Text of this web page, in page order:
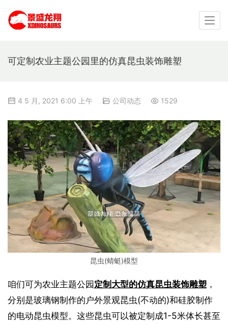
可定制农业主题公园里的仿真昆虫装饰雕塑
4 5 月, 2021 6:00 上午 公司动态 1529
昆虫(蜻蜓)模型
咱们可为农业主题公园定制大型的仿真昆虫装饰雕塑 ，
分别是玻璃钢制作的户外景观昆虫(不动的)和硅胶制作
的电动昆虫模型。这些昆虫可以被定制成1-5米体长甚至